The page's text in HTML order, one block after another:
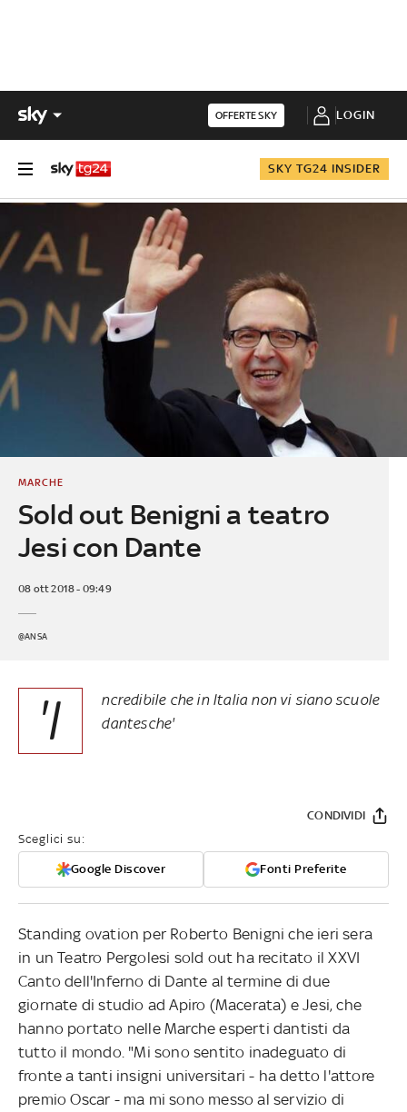
OFFERTE SKY LOGIN
SKY TG24 INSIDER
Sold out Benigni a teatro
Jesi con Dante
MARCHE
08 ott 2018 - 09:49
@ANSA
'I
ncredibile che in Italia non vi siano scuole
dantesche'
Sceglici su:
Google Discover Fonti Preferite
CONDIVIDI
Standing ovation per Roberto Benigni che ieri sera
in un Teatro Pergolesi sold out ha recitato il XXVI
Canto dell'Inferno di Dante al termine di due
giornate di studio ad Apiro (Macerata) e Jesi, che
hanno portato nelle Marche esperti dantisti da
tutto il mondo. "Mi sono sentito inadeguato di
fronte a tanti insigni universitari - ha detto l'attore
premio Oscar - ma mi sono messo al servizio di